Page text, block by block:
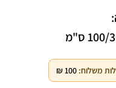
80 ס"מ
משלוח:100
₪
Facebook
Instagram
WhatsApp